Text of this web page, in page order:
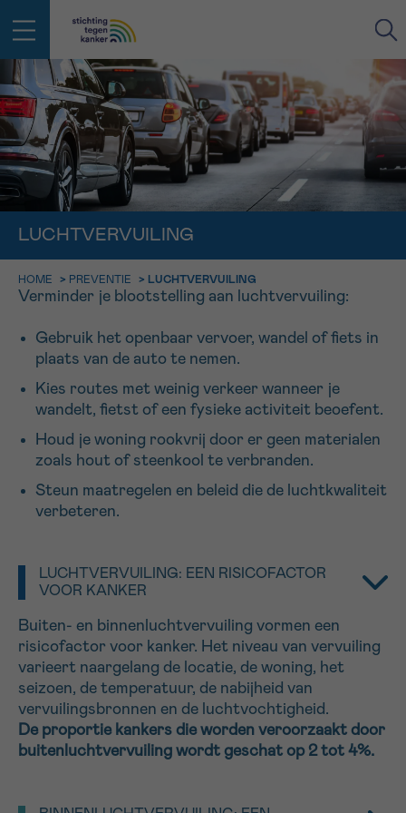
LUCHTVERVUILING
HOME > PREVENTIE > LUCHTVERVUILING
Verminder je blootstelling aan luchtvervuiling:
Gebruik het openbaar vervoer, wandel of fiets in
plaats van de auto te nemen.
Kies routes met weinig verkeer wanneer je
wandelt, fietst of een fysieke activiteit beoefent.
Houd je woning rookvrij door er geen materialen
zoals hout of steenkool te verbranden.
Steun maatregelen en beleid die de luchtkwaliteit
verbeteren.
LUCHTVERVUILING: EEN RISICOFACTOR
VOOR KANKER
Buiten- en binnenluchtvervuiling vormen een
risicofactor voor kanker. Het niveau van vervuiling
varieert naargelang de locatie, de woning, het
seizoen, de temperatuur, de nabijheid van
vervuilingsbronnen en de luchtvochtigheid.
De proportie kankers die worden veroorzaakt door
buitenluchtvervuiling wordt geschat op 2 tot 4%.
EMAIL
NAAM
IN DE STRIJD TEGEN KANKER STA
JE NIET ALLEEN
Professionele medewerkers beantwoorden je vragen
Contacteer ons gratis
Bel ons op 0800 15 802
ma-vrij 9u tot 18u
Via ons
Ik wil graag opgebeld worden
Meer weten over Kankerinfo
geen enkele diagnose
TERUG
NAAM
MIJN VRAAG
Ja, stuur mij de nieuwsbrief
TERUG
Afspraak Vraag
KIES DE TIJDSSPANNE VAN JE AFSPRAAK
11h-13h
13h-16h
16h-18h
Verder